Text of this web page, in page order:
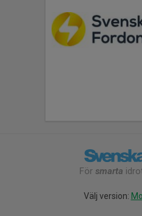
För smarta
Välj version: